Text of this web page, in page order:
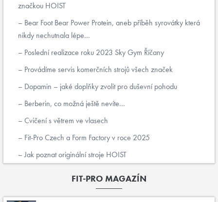
značkou HOIST
Bear Foot Bear Power Protein, aneb příběh syrovátky která
nikdy nechutnala lépe...
Poslední realizace roku 2023 Sky Gym Říčany
Provádíme servis komerčních strojů všech značek
Dopamin – jaké doplňky zvolit pro duševní pohodu
Berberin, co možná ještě nevíte...
Cvičení s větrem ve vlasech
Fit-Pro Czech a Form Factory v roce 2025
Jak poznat originální stroje HOIST
FIT-PRO MAGAZÍN